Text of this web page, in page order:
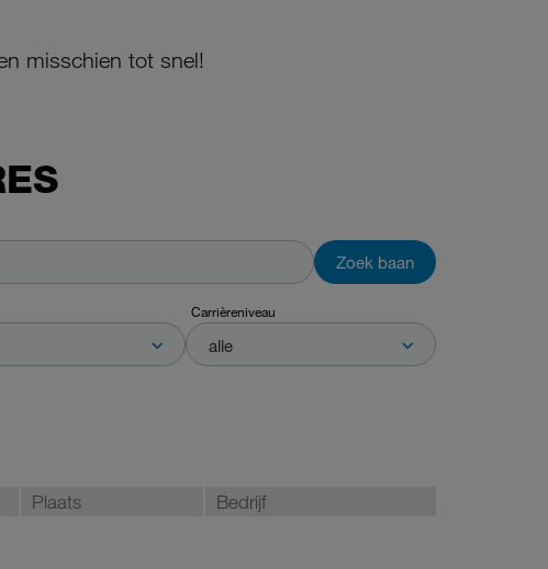
misschien tot snel!
Zoek baan
Carrièreniveau
alle
Plaats Bedrijf